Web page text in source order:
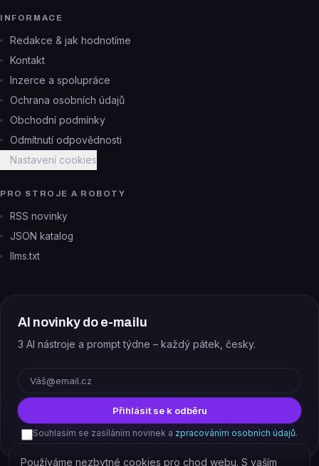
INFORMACE
Redakce & jak hodnotíme
Kontakt
Inzerce a spolupráce
Ochrana osobních údajů
Obchodní podmínky
Odmítnutí odpovědnosti
Nastavení cookies
PRO STROJE A ROBOTY
RSS novinky
JSON katalog
llms.txt
AI novinky do e-mailu
3 AI nástroje a prompt týdne – každý pátek, česky.
Přihlásit se k odběru
Souhlasím se zasíláním novinek a zpracováním osobních údajů.
Používáme nezbytné cookies pro chod webu. S vaším